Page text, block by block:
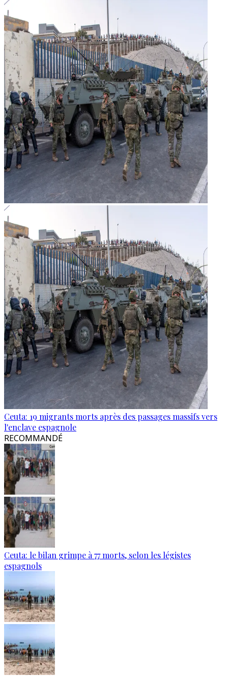
Ceuta: 19 migrants morts après des passages massifs vers
l'enclave espagnole
RECOMMANDÉ
Ceuta: le bilan grimpe à 77 morts, selon les légistes
espagnols